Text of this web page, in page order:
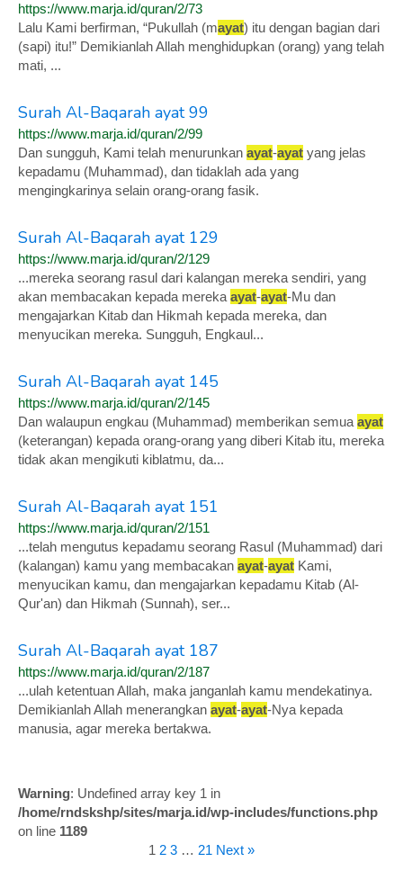
https://www.marja.id/quran/2/73
Lalu Kami berfirman, “Pukullah (mayat) itu dengan bagian dari
(sapi) itu!” Demikianlah Allah menghidupkan (orang) yang telah
mati, ...
Surah Al-Baqarah ayat 99
https://www.marja.id/quran/2/99
Dan sungguh, Kami telah menurunkan ayat-ayat yang jelas
kepadamu (Muhammad), dan tidaklah ada yang
mengingkarinya selain orang-orang fasik.
Surah Al-Baqarah ayat 129
https://www.marja.id/quran/2/129
...mereka seorang rasul dari kalangan mereka sendiri, yang
akan membacakan kepada mereka ayat-ayat-Mu dan
mengajarkan Kitab dan Hikmah kepada mereka, dan
menyucikan mereka. Sungguh, Engkaul...
Surah Al-Baqarah ayat 145
https://www.marja.id/quran/2/145
Dan walaupun engkau (Muhammad) memberikan semua ayat
(keterangan) kepada orang-orang yang diberi Kitab itu, mereka
tidak akan mengikuti kiblatmu, da...
Surah Al-Baqarah ayat 151
https://www.marja.id/quran/2/151
...telah mengutus kepadamu seorang Rasul (Muhammad) dari
(kalangan) kamu yang membacakan ayat-ayat Kami,
menyucikan kamu, dan mengajarkan kepadamu Kitab (Al-
Qur'an) dan Hikmah (Sunnah), ser...
Surah Al-Baqarah ayat 187
https://www.marja.id/quran/2/187
...ulah ketentuan Allah, maka janganlah kamu mendekatinya.
Demikianlah Allah menerangkan ayat-ayat-Nya kepada
manusia, agar mereka bertakwa.
Warning: Undefined array key 1 in
/home/rndskshp/sites/marja.id/wp-includes/functions.php
on line 1189
1 2 3 … 21 Next »